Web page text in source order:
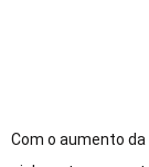
Com o aumento